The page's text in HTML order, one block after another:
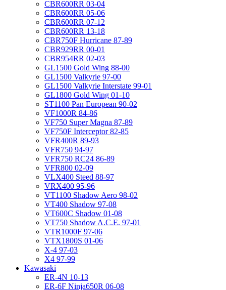
CBR600RR 03-04
CBR600RR 05-06
CBR600RR 07-12
CBR600RR 13-18
CBR750F Hurricane 87-89
CBR929RR 00-01
CBR954RR 02-03
GL1500 Gold Wing 88-00
GL1500 Valkyrie 97-00
GL1500 Valkyrie Interstate 99-01
GL1800 Gold Wing 01-10
ST1100 Pan European 90-02
VF1000R 84-86
VF750 Super Magna 87-89
VF750F Interceptor 82-85
VFR400R 89-93
VFR750 94-97
VFR750 RC24 86-89
VFR800 02-09
VLX400 Steed 88-97
VRX400 95-96
VT1100 Shadow Aero 98-02
VT400 Shadow 97-08
VT600C Shadow 01-08
VT750 Shadow A.C.E. 97-01
VTR1000F 97-06
VTX1800S 01-06
X-4 97-03
X4 97-99
Kawasaki
ER-4N 10-13
ER-6F Ninja650R 06-08